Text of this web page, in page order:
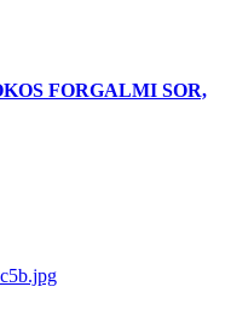
FORGALMI SOR,